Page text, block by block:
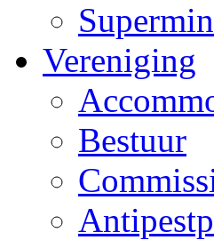
Vereniging
Bestuur